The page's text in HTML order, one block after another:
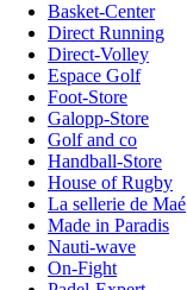
Basket-Center
Direct Running
Direct-Volley
Espace Golf
Foot-Store
Galopp-Store
Golf and co
Handball-Store
House of Rugby
La sellerie de Maé
Made in Paradis
Nauti-wave
On-Fight